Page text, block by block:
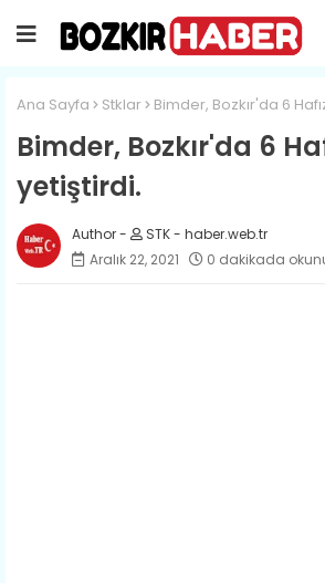
Ana Sayfa Stklar Bimder, Bozkır'da 6
Bimder, Bozkır'da 6
yetiştirdi.
STK - haber.web.tr
Aralık 22, 2021
0 dakikada